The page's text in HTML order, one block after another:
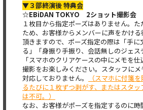
▼３部終演後 特典会
☆EBiDAN TOKYO 2ショット撮影会
１枚目から指定ポーズはありません。
ため、お客様からメンバーに声をかけ
頂きますので、ポーズ指定の際は「手に
る」「身振り手振り、会話無しのジェス
「スマホのクリアケースの中にメモを
撮影をお楽しみください。スタッフに
対応しておりません。
（スマホに付箋
るたびに１枚ずつ剥がす、またはスタ
は不可。）
なお、お客様がポーズを指定するのに